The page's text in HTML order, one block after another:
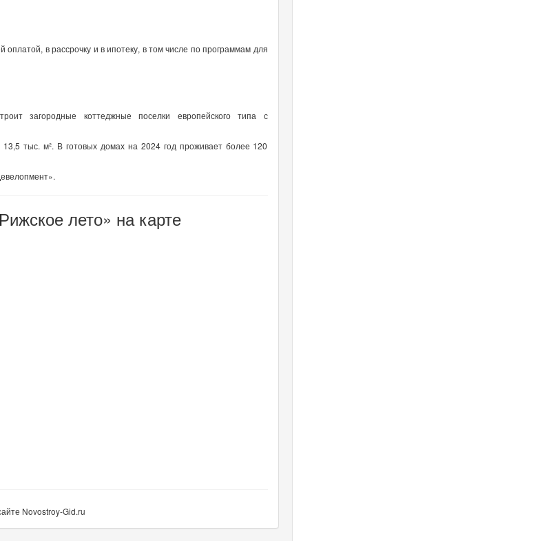
в рассрочку и в ипотеку, в том числе по программам для
загородные коттеджные поселки европейского типа с
тыс. м². В готовых домах на 2024 год проживает более 120
лето» на карте
Novostroy-Gid.ru